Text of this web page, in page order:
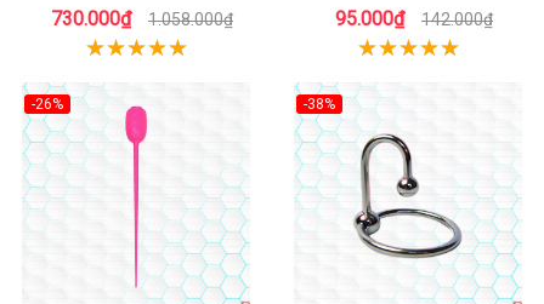
toàn
730.000₫ 1.058.000₫
mềm mại
95.000₫ 142.000₫
-26% -38%